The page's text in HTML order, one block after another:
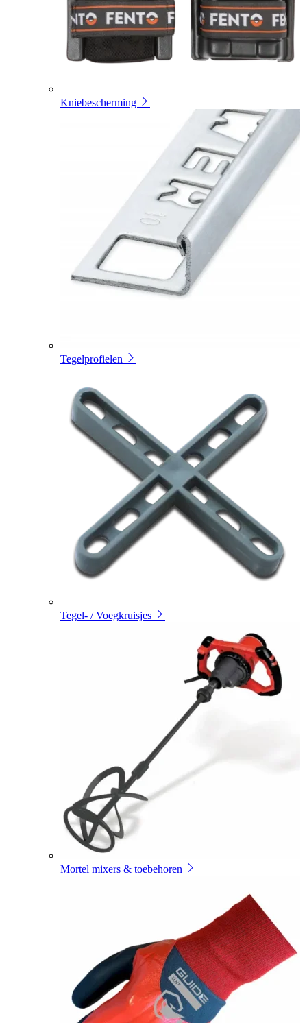
Kniebescherming
Tegelprofielen
Tegel- / Voegkruisjes
Mortel mixers & toebehoren